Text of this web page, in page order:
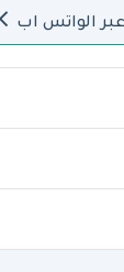
الواتس اب